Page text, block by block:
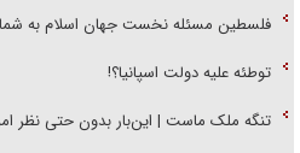
فلسطین مسئله نخست جهان اسلام به
توطئه علیه دولت اسپانیا؟!
تنگه ملک ماست | این‌بار بدون حتی نظر